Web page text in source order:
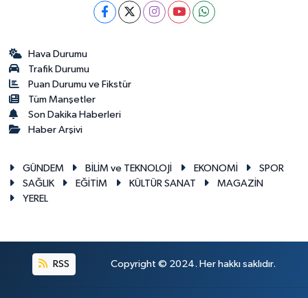
Hava Durumu
Trafik Durumu
Puan Durumu ve Fikstür
Tüm Manşetler
Son Dakika Haberleri
Haber Arşivi
GÜNDEM BİLİM ve TEKNOLOJİ EKONOMİ
SPOR
SAĞLIK
EĞİTİM KÜLTÜR SANAT
MAGAZİN
YEREL
RSS Copyright © 2024. Her hakkı saklıdır.